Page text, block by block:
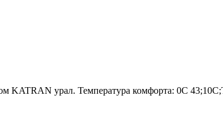
KATRAN урал. Температура комфорта: 0C